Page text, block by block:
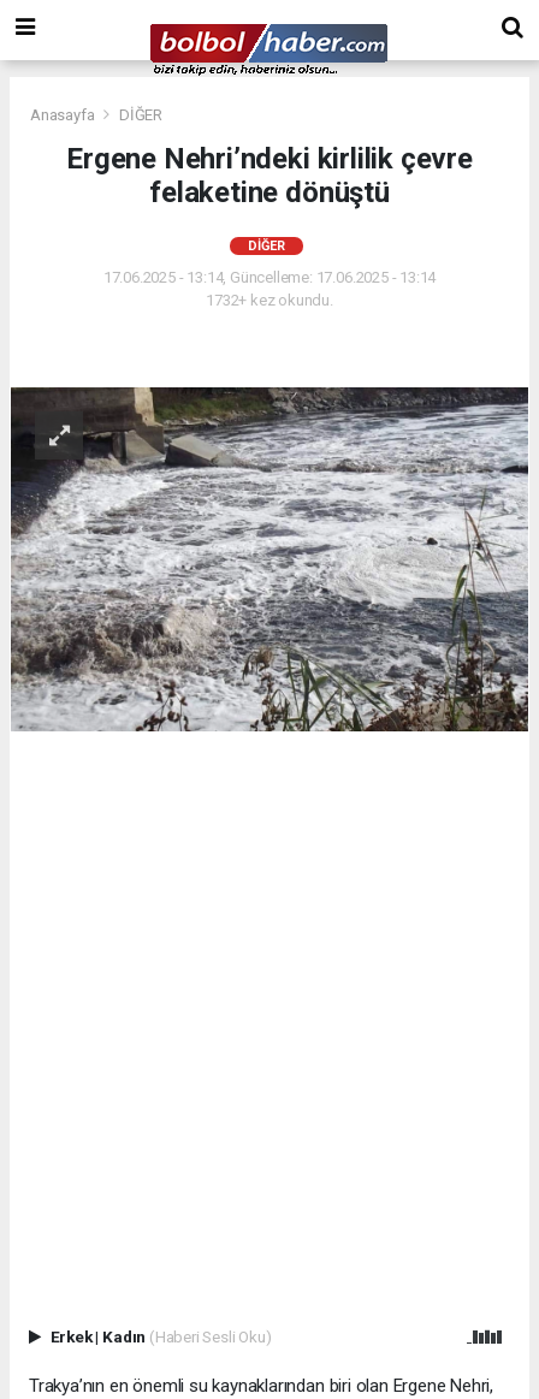
Anasayfa DİĞER
Ergene Nehri’ndeki kirlilik çevre
felaketine dönüştü
DİĞER
17.06.2025 - 13:14, Güncelleme: 17.06.2025 - 13:14
1732+ kez okundu.
Erkek| Kadın (Haberi Sesli Oku)
Trakya’nın en önemli su kaynaklarından biri olan Ergene Nehri,